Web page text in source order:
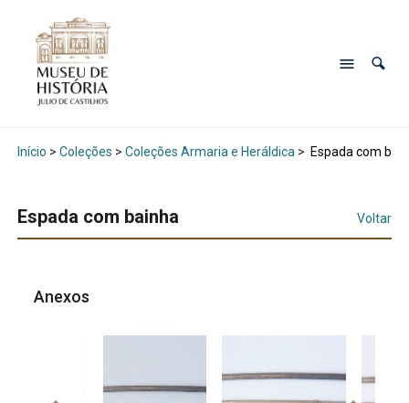
Início > Coleções > Coleções Armaria e Heráldica > Espada com
Espada com bainha Voltar
Anexos